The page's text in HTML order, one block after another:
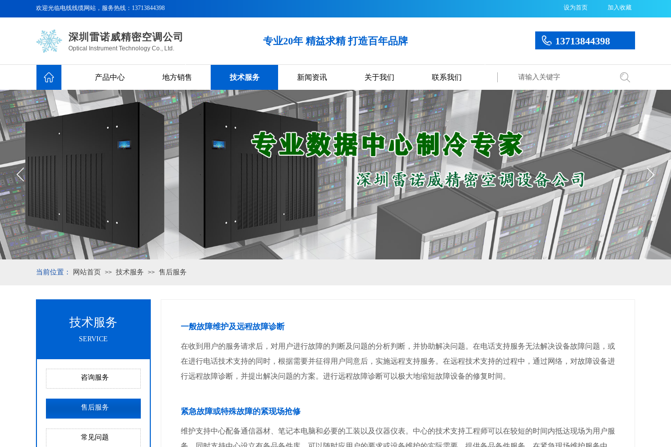
设为首页 加入收藏
欢迎光临电线线缆网站，服务热线： 13713844398
13713844398
深圳雷诺威精密空调公司
Optical Instrument Technology Co., Ltd.
专业20年 精益求精 打造百年品牌
搜索
产品中心 地方销售 技术服务 新闻资讯 关于我们 联系我们
网站首页 >> 技术服务 >> 售后服务
当前位置：
咨询服务
售后服务
常见问题
技术服务
SERVICE
一般故障维护及远程故障诊断
在收到用户的服务请求后，对用户进行故障的判断及问题的分析判断，并协助解决问题。在电话支持服务无法解决设备故障问题，或
在进行电话技术支持的同时，根据需要并征得用户同意后，实施远程支持服务。在远程技术支持的过程中，通过网络，对故障设备进
行远程故障诊断，并提出解决问题的方案。进行远程故障诊断可以极大地缩短故障设备的修复时间。
紧急故障或特殊故障的紧现场抢修
维护支持中心配备通信器材、笔记本电脑和必要的工装以及仪器仪表。中心的技术支持工程师可以在较短的时间内抵达现场为用户服